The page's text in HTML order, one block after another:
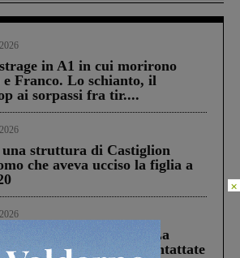
in A1 in cui morirono
Franco. Lo schianto, il
ai sorpassi fra tir....
una struttura di Castiglion
che aveva ucciso la figlia a
ricerche di Miah Billal. La
di avvistamento contattate
×